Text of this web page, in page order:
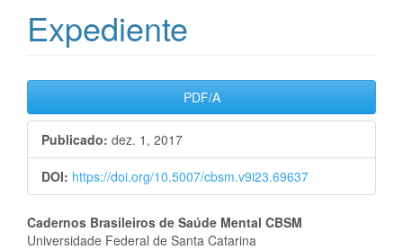
Expediente
Barra
lateral
de
artigos
PDF/A
Publicado: dez. 1, 2017
DOI: https://doi.org/10.5007/cbsm.v9i23.69637
Conteúdo
Cadernos Brasileiros de Saúde Mental CBSM
Universidade Federal de Santa Catarina